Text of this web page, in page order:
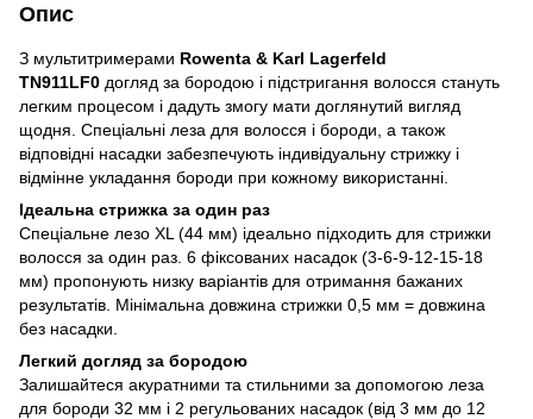
Опис
З мультитримерами Rowenta & Karl Lagerfeld
TN911LF0 догляд за бородою і підстригання волосся стануть
легким процесом і дадуть змогу мати доглянутий вигляд
щодня. Спеціальні леза для волосся і бороди, а також
відповідні насадки забезпечують індивідуальну стрижку і
відмінне укладання бороди при кожному використанні.
Ідеальна стрижка за один раз
Спеціальне лезо XL (44 мм) ідеально підходить для стрижки
волосся за один раз. 6 фіксованих насадок (3-6-9-12-15-18
мм) пропонують низку варіантів для отримання бажаних
результатів. Мінімальна довжина стрижки 0,5 мм = довжина
без насадки.
Легкий догляд за бородою
Залишайтеся акуратними та стильними за допомогою леза
для бороди 32 мм і 2 регульованих насадок (від 3 мм до 12